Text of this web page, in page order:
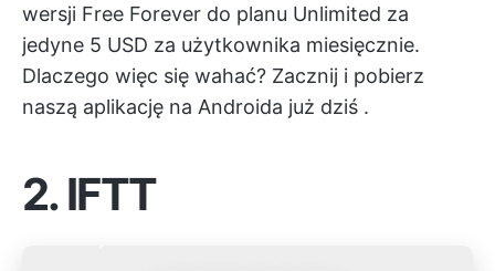
wersji Free Forever do planu Unlimited za
jedyne 5 USD za użytkownika miesięcznie.
Dlaczego więc się wahać? Zacznij i pobierz
naszą aplikację na Androida już dziś .
2.IFTT